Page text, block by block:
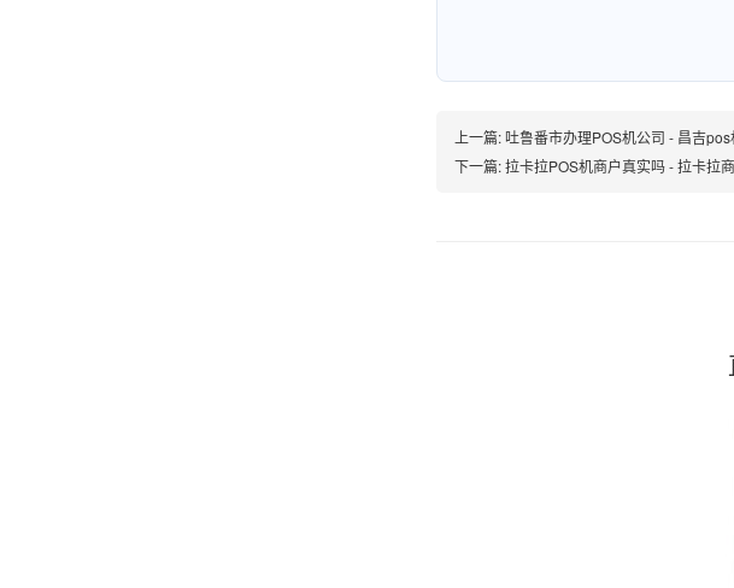
上一篇:吐鲁番市办理POS机公司 - 昌吉
下一篇:拉卡拉POS机商户真实吗 - 拉卡拉